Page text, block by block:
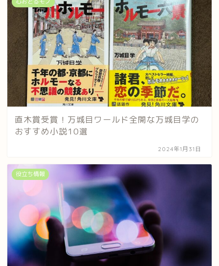
直木賞受賞！万城目ワールド全開な万城目学の
おすすめ小説10選
2024年1月31日
役立ち情報